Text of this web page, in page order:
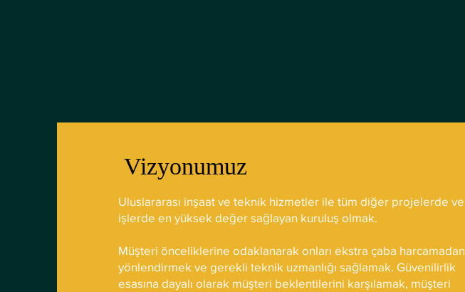
Vizyonumuz
Uluslararası inşaat ve teknik hizmetler ile tüm diğer projelerde ve
işlerde en yüksek değer sağlayan kuruluş olmak.
Müşteri önceliklerine odaklanarak onları ekstra çaba harcamadan
yönlendirmek ve gerekli teknik uzmanlığı sağlamak. Güvenilirlik
esasına dayalı olarak müşteri beklentilerini karşılamak, müşteri